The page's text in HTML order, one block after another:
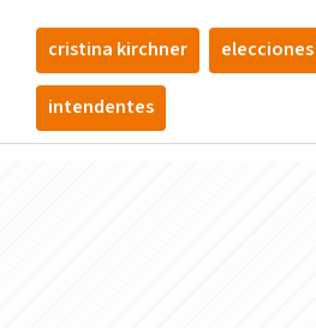
cristina kirchner elecciones
intendentes